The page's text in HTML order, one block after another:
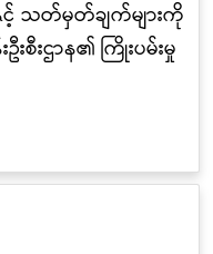
နှင့် သတ်မှတ်ချက်များကို
စီးဌာန၏ ကြိုးပမ်းမှု